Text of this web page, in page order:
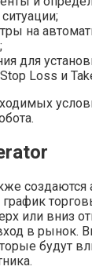
на
для
Loss и
создаются
или вниз
в рынок.
будут